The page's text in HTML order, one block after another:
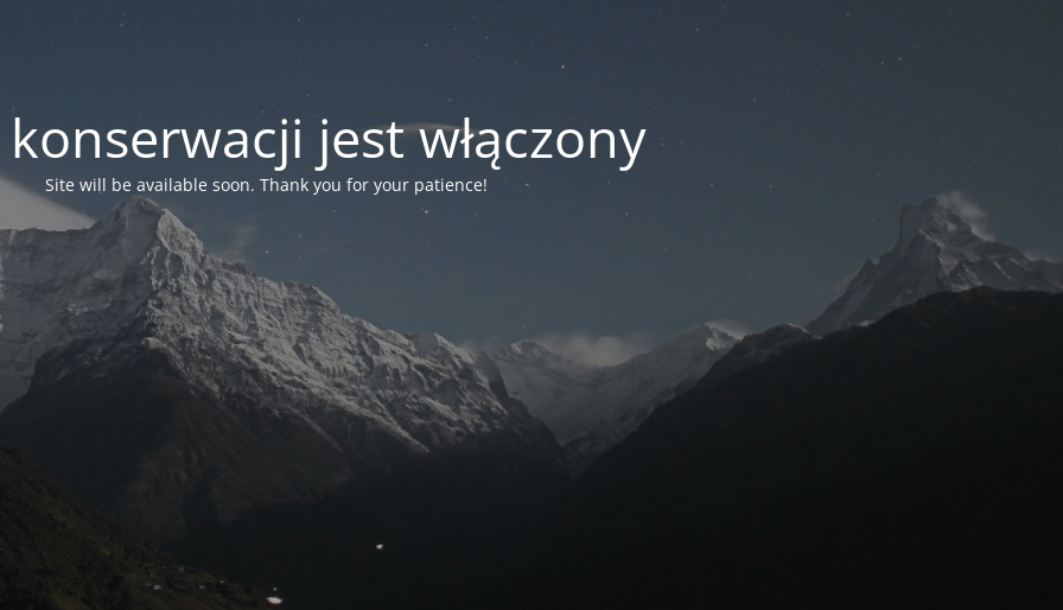
jest włączony
Site will be available soon. Thank you for your patience!